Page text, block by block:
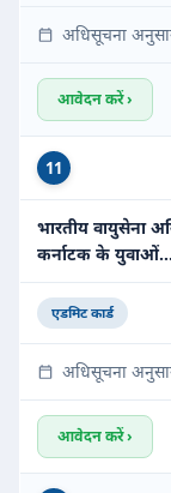
अधिसूचना
आवेदन करें ›
11
भारतीय वायुसेना
कर्नाटक के युवाओं…
एडमिट कार्ड
अधिसूचना
आवेदन करें ›